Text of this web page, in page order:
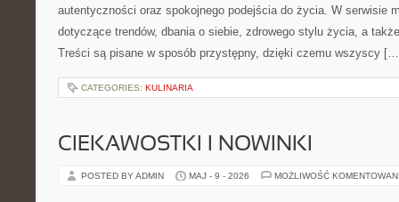
autentyczności oraz spokojnego podejścia do życia. W serwisie
dotyczące trendów, dbania o siebie, zdrowego stylu życia, a
Treści są pisane w sposób przystępny, dzięki czemu wszyscy
CATEGORIES: KULINARIA
CIEKAWOSTKI I NOWINKI
POSTED BY ADMIN MAJ - 9 - 2026 MOŻLIWOŚĆ